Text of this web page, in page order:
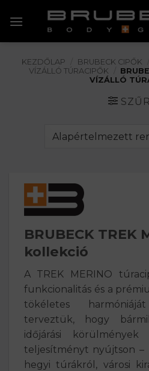
KEZDŐLAP BRUBECK CIPŐK
VÍZÁLLÓ TÚRACIPŐK
VÍZÁLLÓ
BRUBECK TREK
kollekció
A TREK MERINO
funkcionalitás és a
tökéletes
terveztük, hogy
időjárási körülmények
teljesítményt nyújtson –
hegyi túrákról, városi